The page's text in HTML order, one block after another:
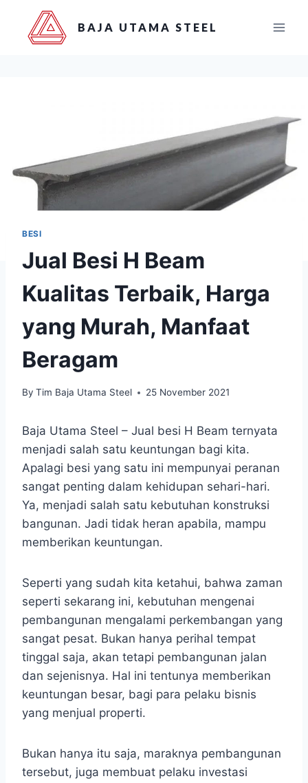
BAJA UTAMA STEEL
BESI
Jual Besi H Beam
Kualitas Terbaik, Harga
yang Murah, Manfaat
Beragam
By Tim Baja Utama Steel 25 November 2021
Baja Utama Steel – Jual besi H Beam ternyata
menjadi salah satu keuntungan bagi kita.
Apalagi besi yang satu ini mempunyai peranan
sangat penting dalam kehidupan sehari-hari.
Ya, menjadi salah satu kebutuhan konstruksi
bangunan. Jadi tidak heran apabila, mampu
memberikan keuntungan.
Seperti yang sudah kita ketahui, bahwa zaman
seperti sekarang ini, kebutuhan mengenai
pembangunan mengalami perkembangan yang
sangat pesat. Bukan hanya perihal tempat
tinggal saja, akan tetapi pembangunan jalan
dan sejenisnya. Hal ini tentunya memberikan
keuntungan besar, bagi para pelaku bisnis
yang menjual properti.
Bukan hanya itu saja, maraknya pembangunan
tersebut, juga membuat pelaku investasi